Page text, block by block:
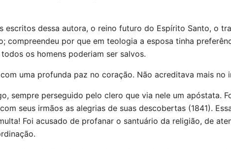
escritos dessa autora, o reino futuro do Espírito Santo, o
compreendeu por que em teologia a esposa tinha
os homens poderiam ser salvos.
uma profunda paz no coração. Não acreditava mais no
sempre perseguido pelo clero que via nele um apóstata.
seus irmãos as alegrias de suas descobertas (1841).
Foi acusado de profanar o santuário da religião, de